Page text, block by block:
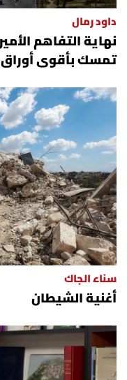
داود رمال
نهاية التفاهم
تمسك بأقوى أوراق
سناء الجاك
أغنية الشيطان